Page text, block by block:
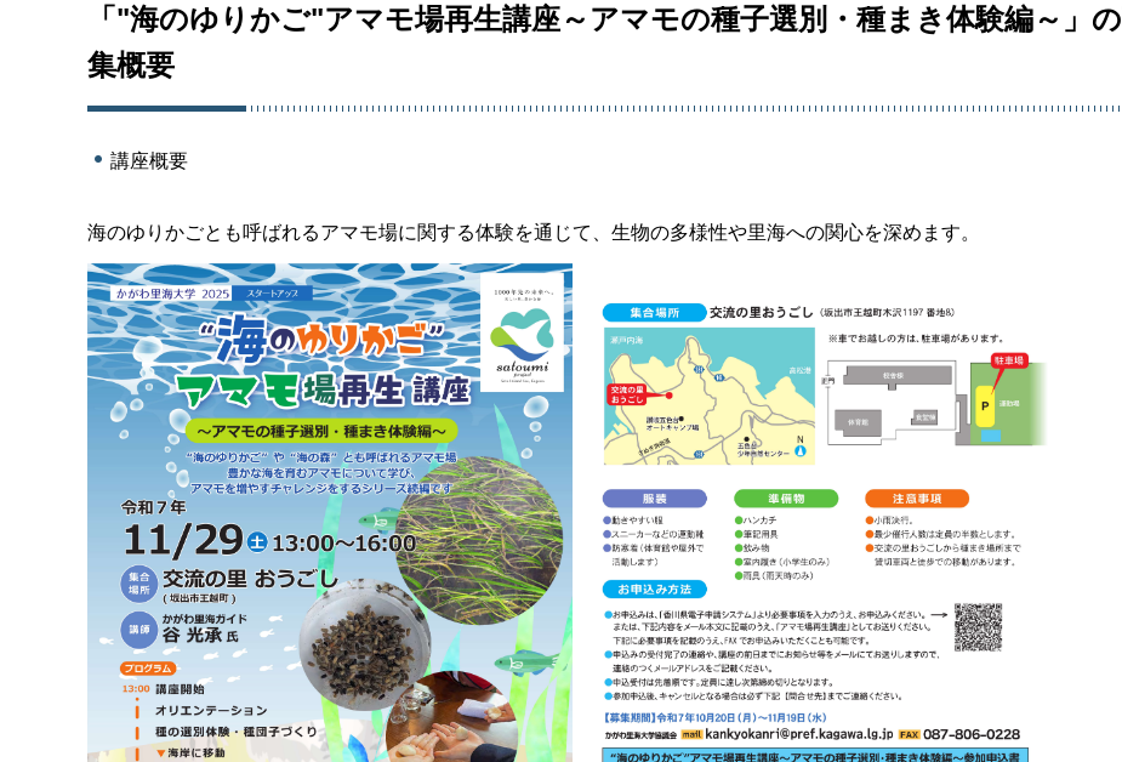
「"海のゆりかご"アマモ場再生講座～アマモの種子選別・種まき体験編～」
集概要
講座概要
海のゆりかごとも呼ばれるアマモ場に関する体験を通じて、生物の多様性や里海への関心を深めます。